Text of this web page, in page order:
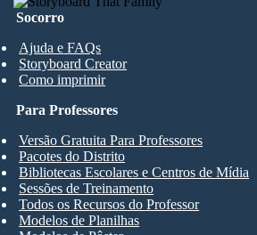
Socorro
Ajuda e FAQs
Storyboard Creator
Como imprimir
Para Professores
Versão Gratuita Para Professores
Pacotes do Distrito
Bibliotecas Escolares e Centros de Mídia
Sessões de Treinamento
Todos os Recursos do Professor
Modelos de Planilhas